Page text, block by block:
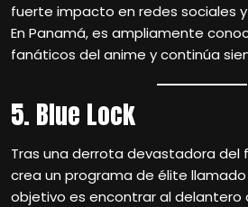
fuerte impacto en redes sociales
En Panamá, es ampliamente
fanáticos del anime y continúa
5. Blue Lock
Tras una derrota devastadora del
crea un programa de élite llamado
objetivo es encontrar al delantero